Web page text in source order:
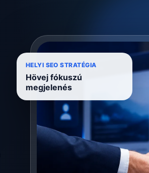
HELYI SEO STRATÉGIA
Hövej fókuszú
megjelenés